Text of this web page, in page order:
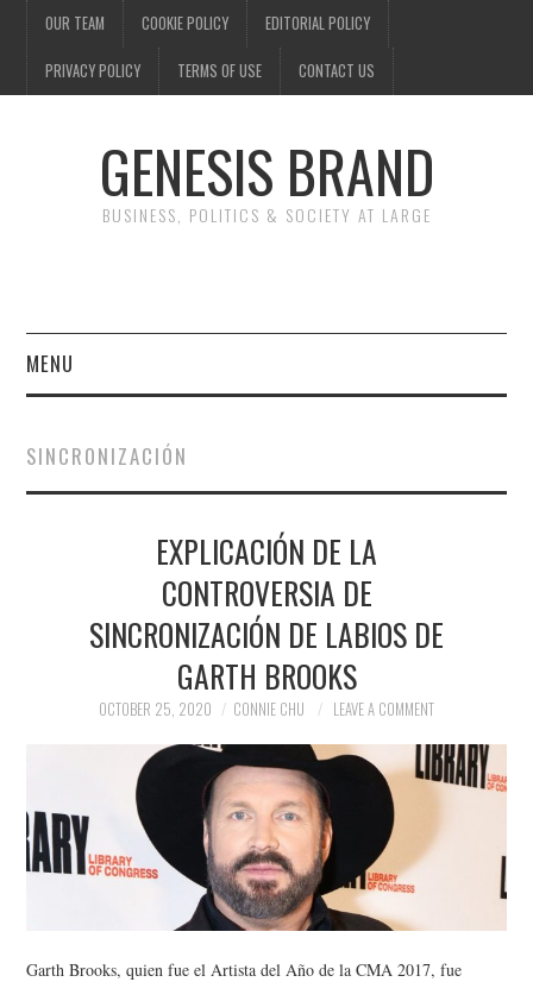
OUR TEAM COOKIE POLICY EDITORIAL POLICY
PRIVACY POLICY TERMS OF USE CONTACT US
GENESIS BRAND
BUSINESS, POLITICS & SOCIETY AT LARGE
MENU
FINANCE
SPORTS
TECHNOLOGY
SINCRONIZACIÓN
EXPLICACIÓN DE LA
CONTROVERSIA DE
SINCRONIZACIÓN DE LABIOS DE
GARTH BROOKS
OCTOBER 25, 2020 CONNIE CHU LEAVE A COMMENT
Garth Brooks, quien fue el Artista del Año de la CMA 2017, fue